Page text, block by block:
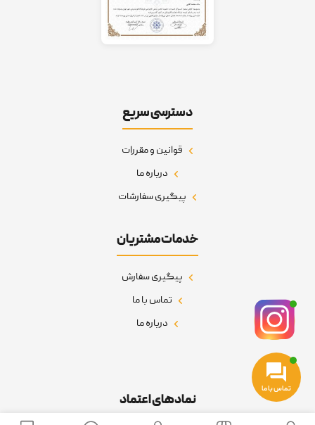
دسترسی سریع
قوانین و مقررات
درباره ما
پیگیری سفارشات
خدمات مشتریان
پیگیری سفارش
تماس با ما
درباره ما
نمادهای اعتماد
تماس با ما